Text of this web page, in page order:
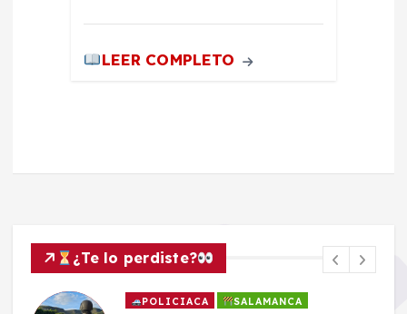
LEER COMPLETO
¿Te lo perdiste?
POLICIACA SALAMANCA